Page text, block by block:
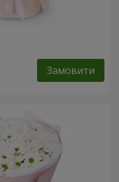
Замовити